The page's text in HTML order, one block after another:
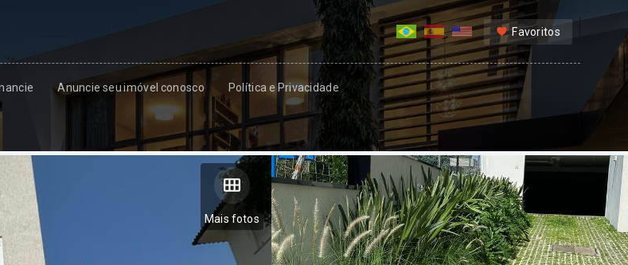
Favoritos
Anuncie seu imóvel conosco Política e Privacidade
Mais fotos